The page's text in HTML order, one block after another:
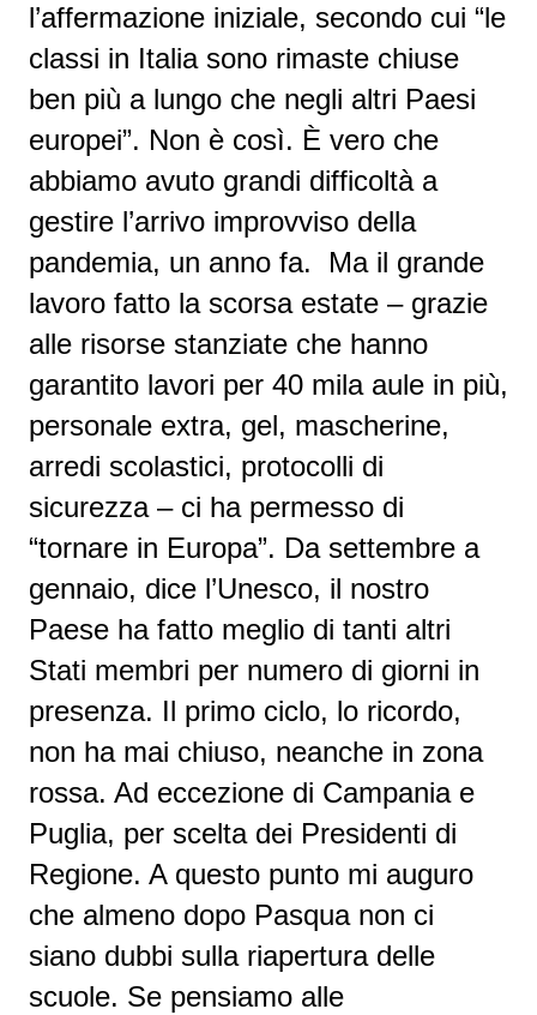
l’affermazione iniziale, secondo cui “le
classi in Italia sono rimaste chiuse
ben più a lungo che negli altri Paesi
europei”. Non è così. È vero che
abbiamo avuto grandi difficoltà a
gestire l’arrivo improvviso della
pandemia, un anno fa. Ma il grande
lavoro fatto la scorsa estate – grazie
alle risorse stanziate che hanno
garantito lavori per 40 mila aule in più,
personale extra, gel, mascherine,
arredi scolastici, protocolli di
sicurezza – ci ha permesso di
“tornare in Europa”. Da settembre a
gennaio, dice l’Unesco, il nostro
Paese ha fatto meglio di tanti altri
Stati membri per numero di giorni in
presenza. Il primo ciclo, lo ricordo,
non ha mai chiuso, neanche in zona
rossa. Ad eccezione di Campania e
Puglia, per scelta dei Presidenti di
Regione. A questo punto mi auguro
che almeno dopo Pasqua non ci
siano dubbi sulla riapertura delle
scuole. Se pensiamo alle